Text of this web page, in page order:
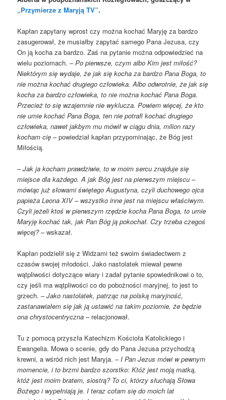
„Przymierze z Maryją TV”.
Kapłan zapytany wprost czy można kochać Maryję za bardzo
zasugerował, że musiałby zapytać samego Pana Jezusa, czy
On ją kocha za bardzo. Zaś na pytanie można odpowiedzieć na
wielu poziomach. –Po pierwsze, czym albo Kim jest miłość?
Niektórym się wydaje, że jak się kocha za bardzo Pana Boga, to
nie można kochać drugiego człowieka. Albo odwrotnie, że jak się
kocha za bardzo człowieka, to nie można kochać Pana Boga.
Przecież to się wzajemnie nie wyklucza. Powiem więcej, że kto
nie umie kochać Pana Boga, ten nie potrafi kochać drugiego
człowieka, nawet jakbym mu mówił w ciągu dnia, milion razy
kocham cię – powiedział kapłan przypominając, że Bóg jest
Miłością.
–Jak ja kocham prawdziwie, to w moim sercu znajduje się
miejsce dla każdego. A jak Bóg jest na pierwszym miejscu –
mówiąc już słowami świętego Augustyna, czyli duchowego ojca
papieża Leona XIV – wszystko inne jest na miejscu właściwym.
Czyli jeżeli ktoś w pierwszym rzędzie kocha Pana Boga, to umie
Maryję kochać tak, jak Pan Bóg ją pokochał. Czy trzeba czegoś
więcej?– wskazał.
Kapłan podzielił się z Widzami też swoim świadectwem z
czasów swojej młodości. Jako nastolatek miewał pewne
wątpliwości dotyczące wiary i zadał pytanie spowiednikowi o to,
czy jeśli ma wątpliwości co do pobożności maryjnej, to jest to
grzech. –Jako nastolatek, patrząc na polską maryjność,
zastanawiałem się jak ją ustawić na takim poziomie, że będzie
ona chrystocentryczna – relacjonował.
Tu z pomocą przyszła Katechizm Kościoła Katolickiego i
Ewangelia. Mowa o scenie, gdy do Pana Jezusa przychodzą
krewni, a wśród nich jest Maryja. –I Pan Jezus mówi w pewnym
momencie, i to brzmi bardzo szorstko: Któż jest moją matką,
któż jest moim bratem, siostrą? To ci, którzy słuchają Słowa
Bożego i wypełniają je. I teraz cofam się do moich lat